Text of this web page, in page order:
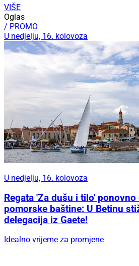
VIŠE
Oglas
/ PROMO
U nedjelju, 16. kolovoza
U nedjelju, 16. kolovoza
Regata 'Za dušu i tilo'
pomorske baštine: U Betinu
delegacija iz Gaete!
Idealno vrijeme za promjene